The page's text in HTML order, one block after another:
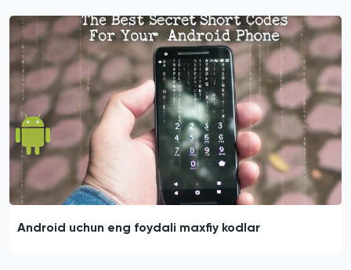
Android uchun eng foydali maxfiy kodlar